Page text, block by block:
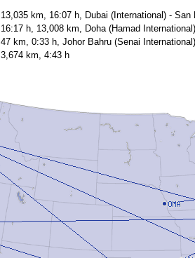
13,035 km, 16:07 h, Dubai (International) -
16:17 h, 13,008 km, Doha (Hamad
47 km, 0:33 h, Johor Bahru (Senai
3,674 km, 4:43 h